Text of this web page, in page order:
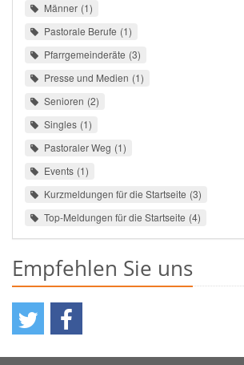
Männer 1
Pastorale Berufe 1
Pfarrgemeinderäte 3
Presse und Medien 1
Senioren 2
Singles 1
Pastoraler Weg 1
Events 1
Kurzmeldungen für die Startseite 3
Top-Meldungen für die Startseite 4
Empfehlen Sie uns